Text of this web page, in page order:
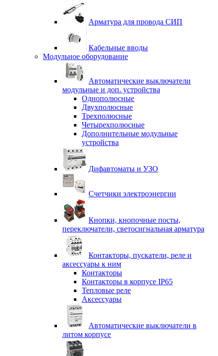
Арматура для провода СИП
Кабельные вводы
Модульное оборудование
Автоматические выключатели
модульные и доп. устройства
Однополюсные
Двухполюсные
Трехполюсные
Четырехполюсные
Дополнительные модульные
устройства
Дифавтоматы и УЗО
Счетчики электроэнергии
Кнопки, кнопочные посты,
переключатели, светосигнальная арматура
Контакторы, пускатели, реле и
аксессуары к ним
Контакторы
Контакторы в корпусе IP65
Тепловые реле
Аксессуары
Автоматические выключатели в
литом корпусе